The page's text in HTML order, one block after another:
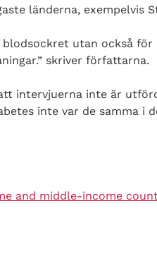
länderna, exempelvis
utan också
skriver författarna.
intervjuerna inte är
inte var de samma i
and middle-income